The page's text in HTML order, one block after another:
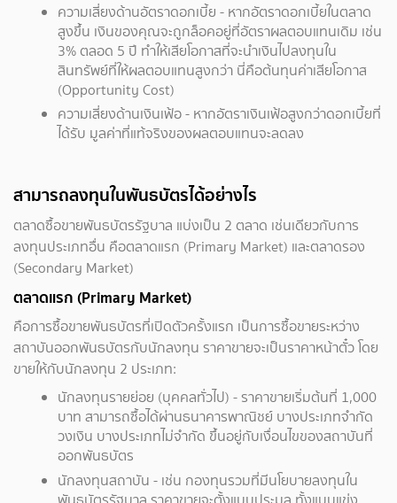
ความเสี่ยงด้านอัตราดอกเบี้ย - หากอัตราดอกเบี้ยในตลาด
สูงขึ้น เงินของคุณจะถูกล็อคอยู่ที่อัตราผลตอบแทนเดิม เช่น
3% ตลอด 5 ปี ทำให้เสียโอกาสที่จะนำเงินไปลงทุนใน
สินทรัพย์ที่ให้ผลตอบแทนสูงกว่า นี่คือต้นทุนค่าเสียโอกาส
(Opportunity Cost)
ความเสี่ยงด้านเงินเฟ้อ - หากอัตราเงินเฟ้อสูงกว่าดอกเบี้ยที่
ได้รับ มูลค่าที่แท้จริงของผลตอบแทนจะลดลง
สามารถลงทุนในพันธบัตรได้อย่างไร
ตลาดซื้อขายพันธบัตรรัฐบาล แบ่งเป็น 2 ตลาด เช่นเดียวกับการ
ลงทุนประเภทอื่น คือตลาดแรก (Primary Market) และตลาดรอง
(Secondary Market)
ตลาดแรก (Primary Market)
คือการซื้อขายพันธบัตรที่เปิดตัวครั้งแรก เป็นการซื้อขายระหว่าง
สถาบันออกพันธบัตรกับนักลงทุน ราคาขายจะเป็นราคาหน้าตั๋ว โดย
ขายให้กับนักลงทุน 2 ประเภท:
นักลงทุนรายย่อย (บุคคลทั่วไป) - ราคาขายเริ่มต้นที่ 1,000
บาท สามารถซื้อได้ผ่านธนาคารพาณิชย์ บางประเภทจำกัด
วงเงิน บางประเภทไม่จำกัด ขึ้นอยู่กับเงื่อนไขของสถาบันที่
ออกพันธบัตร
นักลงทุนสถาบัน - เช่น กองทุนรวมที่มีนโยบายลงทุนใน